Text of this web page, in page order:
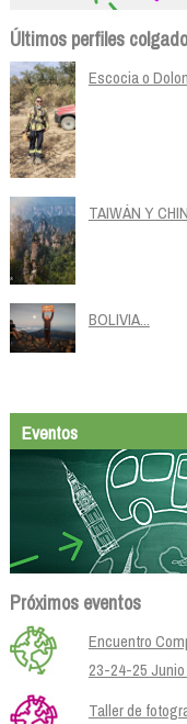
Últimos perfiles
Escocia o
TAIWÁN Y
BOLIVIA...
Eventos
Próximos eventos
Encuentro
23-24-25 Junio
Taller de